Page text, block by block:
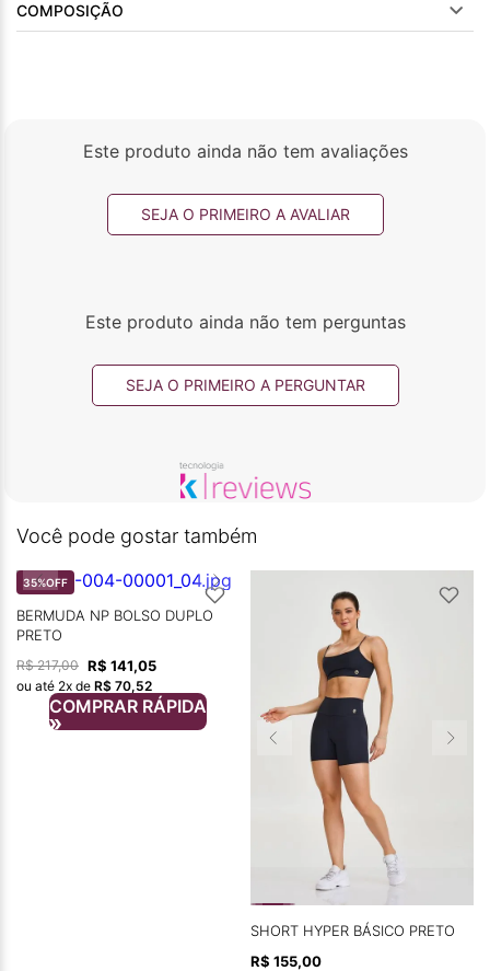
COMPOSIÇÃO
Este produto ainda não tem avaliações
SEJA O PRIMEIRO A AVALIAR
Este produto ainda não tem perguntas
SEJA O PRIMEIRO A PERGUNTAR
Você pode gostar também
35%OFF
BERMUDA NP BOLSO DUPLO
PRETO
R$ 217,00 R$ 141,05
ou até 2x de R$ 70,52
COMPRAR RÁPIDA
SHORT HYPER BÁSICO PRETO
R$ 155,00